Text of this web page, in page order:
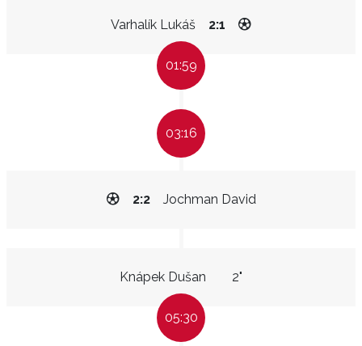
Varhalík Lukáš 2:1
01:59
03:16
Jochman David
2:2
Knápek Dušan 2"
05:30